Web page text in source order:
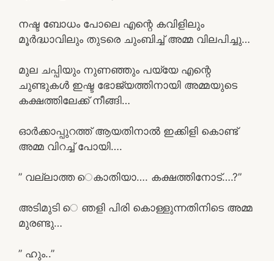
നഷ്ട ബോധം പോലെ എന്റെ കവിളിലും
മൂർദ്ധാവിലും തുടരെ ചുംബിച്ച് അമ്മ വിലപിച്ചു…
മുല ചപ്പിയും നുണഞ്ഞും പയ്യേ എന്റെ
ചുണ്ടുകൾ ഇഷ്ട ഭോജ്യത്തിനായി അമ്മയുടെ
കക്ഷത്തിലേക്ക് നീങ്ങി…
ഓർക്കാപ്പുറത്ത് ആയതിനാൽ ഇക്കിളി കൊണ്ട്
അമ്മ വിറച്ച് പോയി….
” വല്ലാത്ത െകാതിയാ…. കക്ഷത്തിനോട്….?”
അടിമുടി െ ഞളി പിരി കൊള്ളുന്നതിനിടെ അമ്മ
മുരണ്ടു…
” ഹും..”